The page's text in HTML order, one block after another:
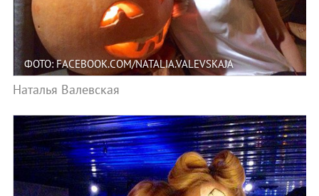
ФОТО: FACEBOOK.COM/NATALIA.VALEVSKAJA
Наталья Валевская